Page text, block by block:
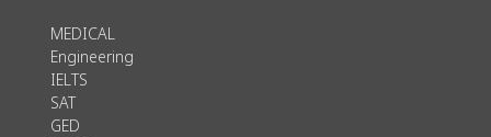
MEDICAL
Engineering
IELTS
SAT
GED